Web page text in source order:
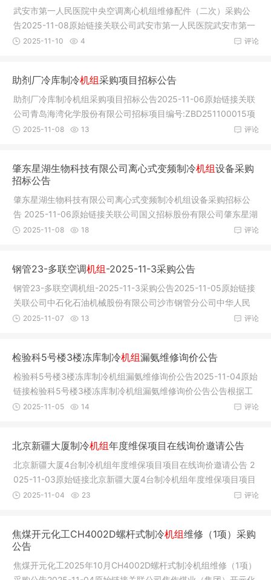
武安市第一人民医院中央空调离心机组维修配件（二次）采购公
告2025-11-08原始链接关联公司武安市第一人民医院武安市第一
人民医院
评论
2025-11-10 4
助剂厂冷库制冷机组采购项目招标公告
助剂厂冷库制冷机组采购项目招标公告2025-11-06原始链接关联
公司青岛海湾化学股份有限公司招标项目编号:ZBD251100015项
目实施地
评论
2025-11-08 13
肇东星湖生物科技有限公司离心式变频制冷机组设备采购
招标公告
肇东星湖生物科技有限公司离心式变频制冷机组设备采购招标公
告 2025-11-06原始链接关联公司国义招标股份有限公司肇东星湖
生物科
评论
2025-11-08 18
钢管23-多联空调机组-2025-11-3采购公告
钢管23-多联空调机组-2025-11-3采购公告2025-11-05原始链接
关联公司中石化石油机械股份有限公司沙市钢管分公司中华人民
共和国应
评论
2025-11-07 13
检验科5号楼3楼冻库制冷机组漏氨维修询价公告
检验科5号楼3楼冻库制冷机组漏氨维修询价公告2025-11-04原始
链接检验科5号楼3楼冻库制冷机组漏氨维修询价公告公告根据工
作需要，
评论
2025-11-05 14
北京新疆大厦制冷机组年度维保项目在线询价邀请公告
北京新疆大厦4台制冷机组年度维保项目项目在线询价邀请公告 2
025-11-03原始链接北京新疆大厦4台制冷机组年度维保项目项目
在线询
评论
2025-11-04 23
焦煤开元化工CH4002D螺杆式制冷机组维修（1项）采购
公告
焦煤开元化工2025年10月CH4002D螺杆式制冷机组维修（1项）